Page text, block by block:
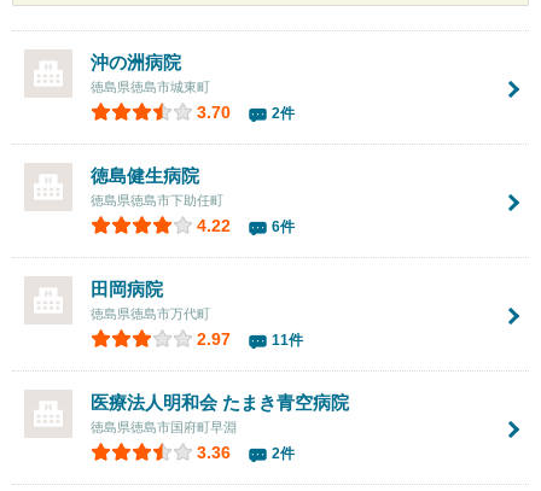
沖の洲病院
徳島県徳島市城東町
3.70 2件
徳島健生病院
徳島県徳島市下助任町
4.22 6件
田岡病院
徳島県徳島市万代町
2.97 11件
医療法人明和会 たまき青空病院
徳島県徳島市国府町早淵
3.36 2件